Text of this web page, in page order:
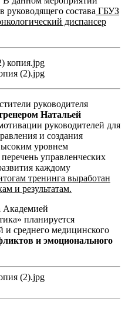
руководящего состава ГБУЗ
диспансер
руководителя
Натальей
руководителей для
и создания
уровнем
управленческих
каждому
тренинга выработан
и результатам.
Академией
планируется
и среднего медицинского
и эмоционального